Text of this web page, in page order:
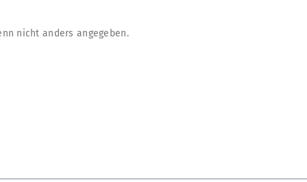
nicht anders angegeben.